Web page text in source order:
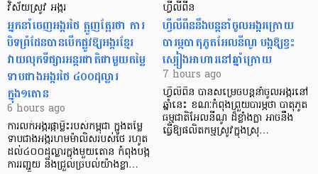
វិស័យស្រូវ អង្ករ
អ្នកនាំចេញអង្ករថៃ ត្អូញត្អែរថា ការ
បិទព្រំដែនបានបើកផ្លូវឱ្យអង្ករខ្មែរ
វាយលុកទីផ្សារអន្តរជាតិជាមួយតម្លៃ
ទាបជាងអង្ករថៃ ៤០០ដុល្លារ
ក្នុង១តោន
6 hours ago
ការលក់អង្ករផ្កាម្លិះរបស់កម្ពុជា ក្នុងតម្លៃ
ទាបជាងអង្ករហមម៉ាលិសរបស់ថៃ រហូត
ដល់៤០០ដុល្លារក្នុងមួយតោន កំពុងបង្ក
ការរញ្ជួយ និងជ្រួលច្របល់យ៉ាងខ្លា…
ហ្វីលីពីន
ហ្វីលីពីននឹងបន្តនាំចូលអង្ករក្រោយ
បារម្ភបាតុភូតអែលនីណូ បង្កឱ្យខ្វះ
ស្បៀងអាហារនៅឆ្នាំក្រោយ
7 hours ago
ហ្វីលីពីន បាន​សម្រេចបន្តនាំចូលអង្ករនៅ
ឆ្នាំនេះ ខណៈកំពុងព្រួយបារម្ភថា បាតុភូត
ធម្មជាតិអែលនីណូ ដ៏ខ្លាំងក្លា​ អាចនឹង
ធ្វើឱ្យផលិតកម្មស្រូវក្នុងស្រុ…